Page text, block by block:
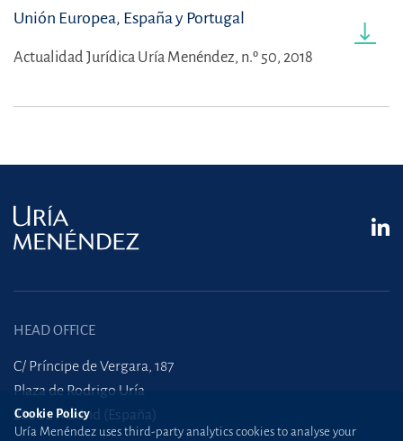
Unión Europea, España y Portugal
Actualidad Jurídica Uría Menéndez, n.º 50, 2018
HEAD OFFICE
C/ Príncipe de Vergara, 187
Plaza de Rodrigo Uría
28002 Madrid (España)
Cookie Policy
Uría Menéndez uses third-party analytics cookies to analyse your